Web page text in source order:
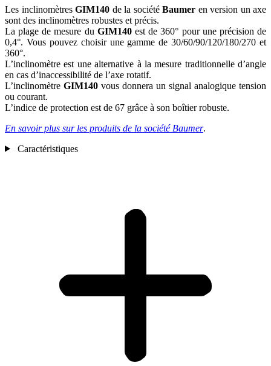
Les inclinomètres GIM140 de la société Baumer en version un axe
sont des inclinomètres robustes et précis.
La plage de mesure du GIM140est de 360° pour une précision de
0,4°. Vous pouvez choisir une gamme de 30/60/90/120/180/270 et
360°.
L’inclinomètre est une alternative à la mesure traditionnelle d’angle
en cas d’inaccessibilité de l’axe rotatif.
L’inclinomètre GIM140 vous donnera un signal analogique tension
ou courant.
L’indice de protection est de 67 grâce à son boîtier robuste.
En savoir plus sur les produits de la société Baumer.
Caractéristiques